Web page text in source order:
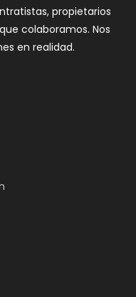
propietarios
colaboramos. Nos
en realidad.